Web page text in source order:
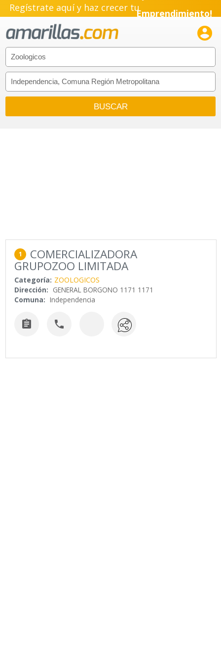
Regístrate aquí y haz crecer tuEmprendimiento!

1 COMERCIALIZADORA
GRUPOZOO LIMITADA
Categoría: ZOOLOGICOS
Dirección: GENERAL BORGONO 1171 1171
Comuna: Independencia
 